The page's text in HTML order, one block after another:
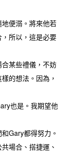
便溺。將來他若
所以，這是必要
某些禮儀，不妨
的想法。因為，
也是。我期望他
Gary都得努力。
場合、搭捷運、